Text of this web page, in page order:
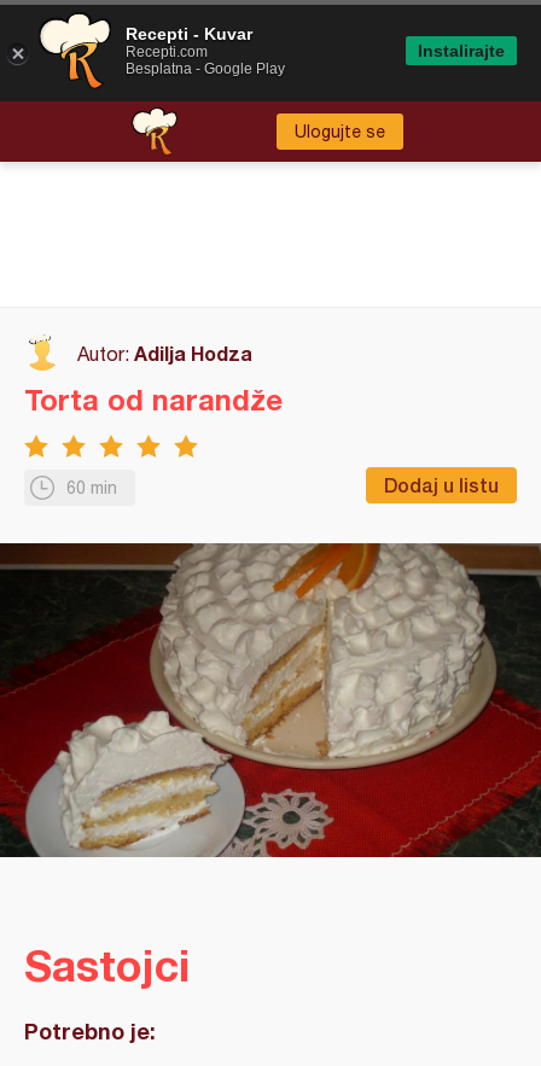
Ulogujte se
Autor: Adilja Hodza
60 min Dodaj u listu
Torta od narandže
Sastojci
Potrebno je:
Recepti - Kuvar
Recepti.com
Besplatna - Google Play
Instalirajte